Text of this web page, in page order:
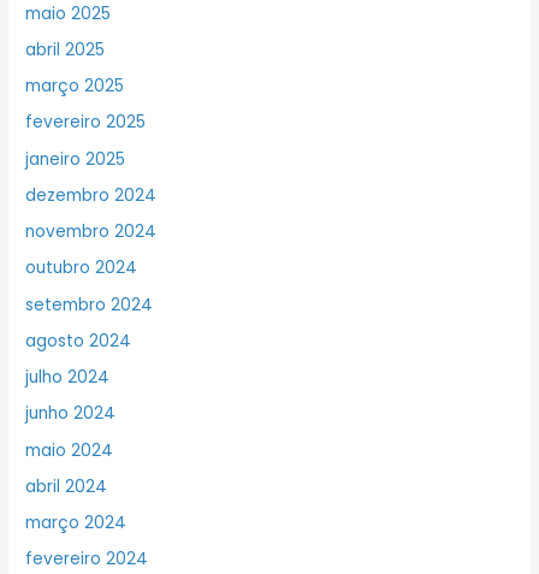
maio 2025
abril 2025
março 2025
fevereiro 2025
janeiro 2025
dezembro 2024
novembro 2024
outubro 2024
setembro 2024
agosto 2024
julho 2024
junho 2024
maio 2024
abril 2024
março 2024
fevereiro 2024